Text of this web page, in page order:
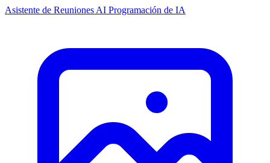
Asistente de Reuniones AI Programación de IA